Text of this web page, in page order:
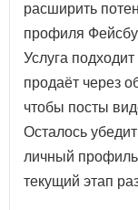
расширить
профиля
Услуга
продаёт через
чтобы посты
Осталось
личный
текущий этап